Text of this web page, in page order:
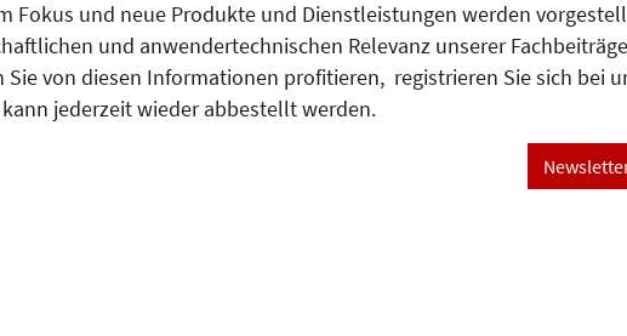
und neue Produkte und Dienstleistungen werden
und anwendertechnischen Relevanz unserer
von diesen Informationen profitieren, registrieren Sie sich bei
jederzeit wieder abbestellt werden.